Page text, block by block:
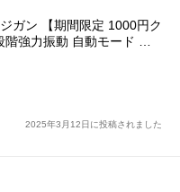
ガン 【期間限定 1000円ク
強力振動 自動モード ア
2025年3月12日に投稿されました